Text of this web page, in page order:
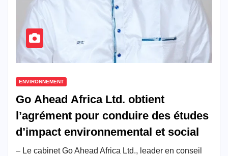
ENVIRONNEMENT
Go Ahead Africa Ltd. obtient
l’agrément pour conduire des études
d’impact environnemental et social
– Le cabinet Go Ahead Africa Ltd., leader en conseil